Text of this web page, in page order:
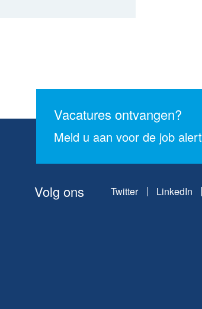
Vacatures ontvangen?
Meld u aan voor de job alert
Volg ons Twitter LinkedIn